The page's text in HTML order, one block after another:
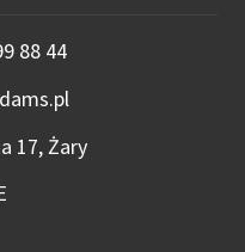
88 44
17, Żary